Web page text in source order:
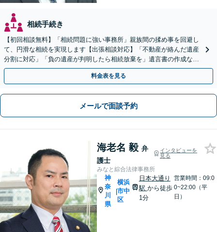
相続手続き
【初回相談無料】「相続問題に強い事務所」親族間の揉め事を回避し
て、円滑な相続を実現します【出張相談対応】「不動産が絡んだ遺産
分割に対応」「負の遺産が判明したら相続放棄を」遺言書の作成など
生前対策もお任せ【バリアフリー】【休日・夜間相談あり】
料金表を見る
メールで面談予約
海老名 毅 弁
護士
インタビューを
見る
みなと綜合法律事務所
神
奈
川
県
|
横浜
市中
区
日本大通り
駅 から徒歩
1分
営業時間：09:0
0~22:00（平
日）